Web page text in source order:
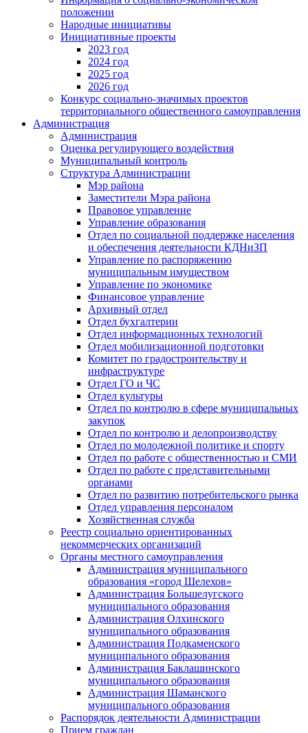
положении
Народные инициативы
Инициативные проекты
2023 год
2024 год
2025 год
2026 год
Конкурс социально-значимых проектов
территориального общественного самоуправления
Администрация
Администрация
Оценка регулирующего воздействия
Муниципальный контроль
Структура Администрации
Мэр района
Заместители Мэра района
Правовое управление
Управление образования
Отдел по социальной поддержке населения
и обеспечения деятельности КДНиЗП
Управление по распоряжению
муниципальным имуществом
Управление по экономике
Финансовое управление
Архивный отдел
Отдел бухгалтерии
Отдел информационных технологий
Отдел мобилизационной подготовки
Комитет по градостроительству и
инфраструктуре
Отдел ГО и ЧС
Отдел культуры
Отдел по контролю в сфере муниципальных
закупок
Отдел по контролю и делопроизводству
Отдел по молодежной политике и спорту
Отдел по работе с общественностью и СМИ
Отдел по работе с представительными
органами
Отдел по развитию потребительского рынка
Отдел управления персоналом
Хозяйственная служба
Реестр социально ориентированных
некоммерческих организаций
Органы местного самоуправления
Администрация муниципального
образования «город Шелехов»
Администрация Большелугского
муниципального образования
Администрация Олхинского
муниципального образования
Администрация Подкаменского
муниципального образования
Администрация Баклашинского
муниципального образования
Администрация Шаманского
муниципального образования
Распорядок деятельности Администрации
Прием граждан